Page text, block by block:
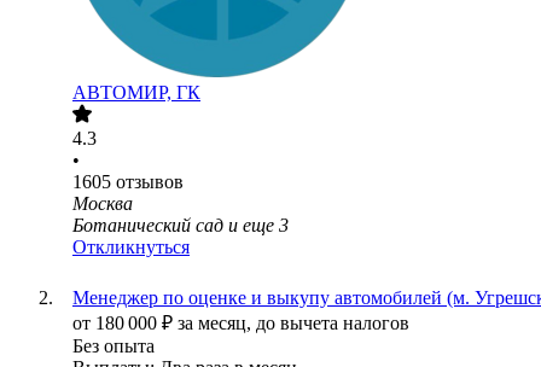
АВТОМИР, ГК
4.3
•
1605 отзывов
Москва
Ботанический сад и еще 3
Откликнуться
Менеджер по оценке и выкупу автомобилей (м.
от 180 000 ₽ за месяц, до вычета налогов
Без опыта